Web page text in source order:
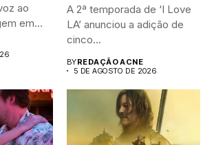
ao
em...
A 2ª temporada de ‘I Love
LA’ anunciou a adição de
cinco...
BYREDAÇÃO ACNE
5 DE AGOSTO DE 2026